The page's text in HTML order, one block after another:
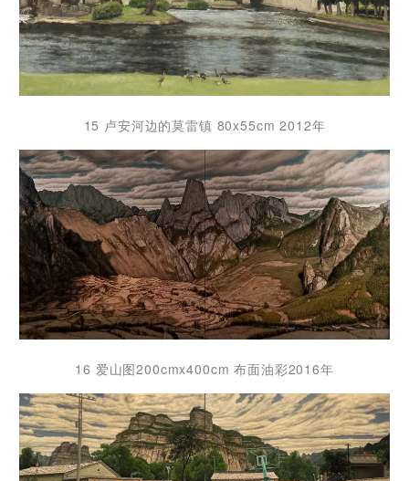
15 卢安河边的莫雷镇 80x55cm 2012年
16 爱山图200cmx400cm 布面油彩2016年